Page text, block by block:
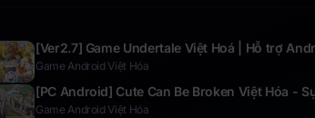
[Ver2.7] Game Undertale Việt Hoá | Hỗ trợ
Game Android Việt Hóa
[PC Android] Cute Can Be Broken Việt Hóa -
Game Android Việt Hóa